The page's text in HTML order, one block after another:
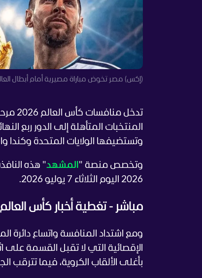
(إكس) مصر تخوض مباراة مصيرية أمام أبطال
وتستضيفها الولايات المتحدة وكندا والمكسيك
وتخصص منصة " المشهد" هذه
2026 اليوم الثلاثاء 7 يوليو 2026.
مباشر - تغطية أخبار كأس العالم 2026 اليوم الثلاثاء 7 يوليو
ومع اشتداد المنافسة واتساع دائرة
الإقصائية التي لا تقبل القسمة
بأغلى الألقاب الكروية، فيما تترقب